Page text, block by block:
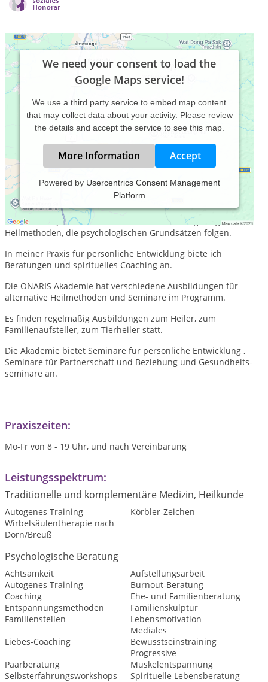
We need your consent to load the
Google Maps service!
We use a third party service to embed map content
that may collect data about your activity. Please review
the details and accept the service to see this map.
More Information Accept
Powered by Usercentrics Consent Management
Platform
In meiner Praxis für persönliche Entwicklung erhalten sie
Hilfe und neue Perspektiven für alle Lebensbereiche. Ich
arbeite mit systemischen, schamanischen und geistigen
Heilmethoden, die psychologischen Grundsätzen folgen.
In meiner Praxis für persönliche Entwicklung biete ich
Beratungen und spirituelles Coaching an.
Die ONARIS Akademie hat verschiedene Ausbildungen für
alternative Heilmethoden und Seminare im Programm.
Es finden regelmäßig Ausbildungen zum Heiler, zum
Familienaufsteller, zum Tierheiler statt.
Die Akademie bietet Seminare für persönliche Entwicklung ,
Seminare für Partnerschaft und Beziehung und Gesundheits-
seminare an.
Praxiszeiten:
Mo-Fr von 8 - 19 Uhr, und nach Vereinbarung
Leistungsspektrum:
Traditionelle und komplementäre Medizin, Heilkunde
Autogenes Training
Körbler-Zeichen
Wirbelsäulentherapie nach
Dorn/Breuß
Psychologische Beratung
Achtsamkeit
Aufstellungsarbeit
Autogenes Training
Burnout-Beratung
Coaching
Ehe- und Familienberatung
Entspannungsmethoden
Familienskulptur
Familienstellen
Lebensmotivation
Liebes-Coaching
Mediales
Bewusstseinstraining
Paarberatung
Progressive
Muskelentspannung
Selbsterfahrungsworkshops
Spirituelle Lebensberatung